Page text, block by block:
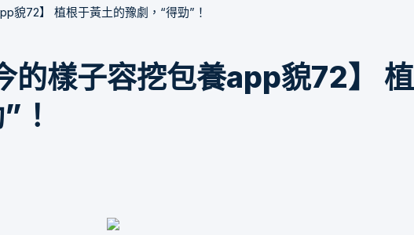
貌72】 植根于黃土的豫劇，“得勁”！
的樣子容挖包養app貌72】
！